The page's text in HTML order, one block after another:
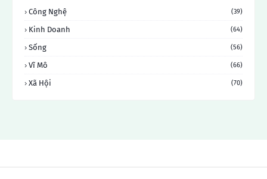
Công Nghệ (39)
Kinh Doanh (64)
Sống (56)
Vĩ Mô (66)
Xã Hội (70)